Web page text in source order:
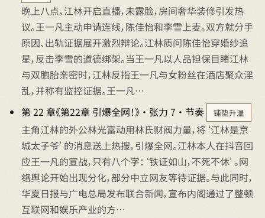
晚上八点，江林开启直播，未露脸，房间奢华装修引发热
议。王一凡主动申请连线，陈佳怡和李雪上麦。双方就分手
原因、出轨证据展开激烈辩论。江林质问陈佳怡穿婚纱追
星，反击李雪的道德绑架。当王一凡以人品担保目睹江林
与双胞胎亲密时，江林反指王一凡与女粉丝在酒店聚众淫
乱，并称有监控证据。王一凡…
第 22 章《第22章 引爆全网！》 · 张力 7 · 节奏
铺垫升温
主角江林的外公林光富动用林氏财阀力量，将‘江林是京
城太子爷’的消息送上热搜，引爆全网。江林本人在抖音回
应王一凡的宣战，只有八个字：‘铁证如山，不死不休’。网
络舆论开始出现分化，部分中立网友等待证据。与此同时，
华夏日报与广电总局发布联合新闻，宣布内阁通过了整顿
互联网和娱乐产业的方…